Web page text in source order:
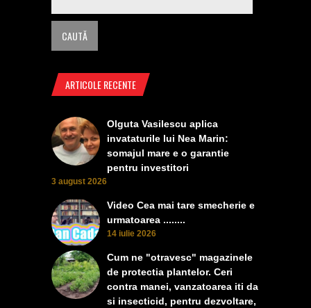
ARTICOLE RECENTE
Olguta Vasilescu aplica
invataturile lui Nea Marin:
somajul mare e o garantie
pentru investitori
3 august 2026
Video Cea mai tare smecherie e
urmatoarea ........
14 iulie 2026
Cum ne "otravesc" magazinele
de protectia plantelor. Ceri
contra manei, vanzatoarea iti da
si insecticid, pentru dezvoltare,